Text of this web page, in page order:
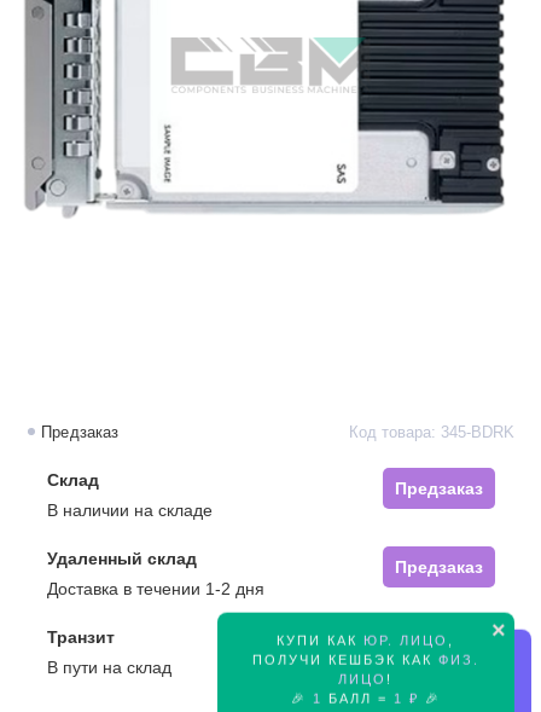
×
КУПИ КАК ЮР. ЛИЦО
ПОЛУЧИ КЕШБЭК КАК ФИЗ.
ЛИЦО !
🎉
1 БАЛЛ = 1 ₽ 🎉
Предзаказ Код товара: 345-BDRK
Склад
Предзаказ
В наличии на складе
Удаленный склад
Предзаказ
Доставка в течении 1-2 дня
Транзит
Предзаказ
В пути на склад